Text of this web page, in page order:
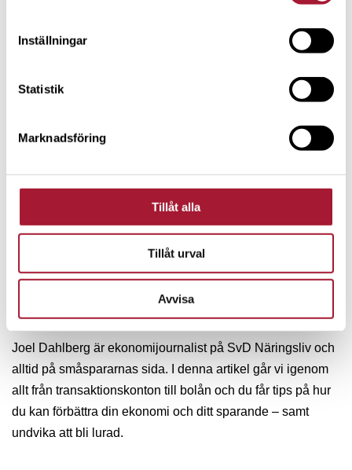
Inställningar
Statistik
Marknadsföring
Tillåt alla
Tillåt urval
Avvisa
generösa gör oss lyckligare. – Det är ett fascinerande
privat och ideell sektor ekonomiskt hållbara för att på ett
Börjesson, vd och medgrundare av Charity Funnel.
Ekonomijournalistens bästa tips för
Joel Dahlberg är ekonomijournalist på SvD Näringsliv och
alltid på småspararnas sida. I denna artikel går vi igenom
allt från transaktionskonton till bolån och du får tips på hur
du kan förbättra din ekonomi och ditt sparande – samt
undvika att bli lurad.